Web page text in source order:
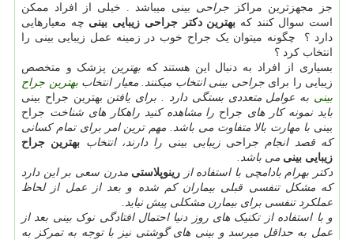
جز مجهزترین مراکز جراحی بینی میباشد . خیلی از افراد ممکن
است سوال کنند که بهترین دکتر جراحی زیبایی بینی چه معیارهایی
دارد ؟ چگونه میتوان یک جراح خوب در زمینه عمل زیبایی بینی را
انتخاب کرد ؟
بسیاری از افراد به دنبال این هستند کهبهترین پزشک و متخصص
زیبایی را برایجراحی بینی انتخاب میکنند. معیار انتخاببهترین جراح
بینی به عوامل متعددی بستگی دارد . برای یافتن بهترین جراح بینی
باید نمونه کار های جراح را مشاهده کنید راهکار های شناخت جراح
بینی با مهارت بالا متفاوت می باشد. مهم ترین امر برای تمام کسانی
که قصد انجام جراحی زیبایی بینی را دارند، انتخاب بهترین جراح
زیبایی بینی می باشد.
دکتر بهرام بادامچی با استفاده از رینوپلاستی مدرن سعی بر این دارد
که مشکل تنفسی قبلی بیماران کم شده و بعد از عمل از لحاظ
عملکرد تنفسی برای بیمارن مشکلی پیش نیاید.
و با استفاده از تکنیک های روز دنیا احتمال افتادگی نوک بینی بعد از
عمل به حداقل میرسد و بینی های گوشتی نیز با توجه به تمرکز به